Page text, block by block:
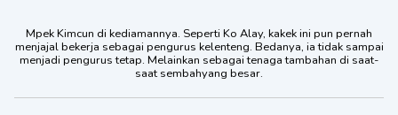
Mpek Kimcun di kediamannya. Seperti Ko Alay, kakek ini pun pernah
menjajal bekerja sebagai pengurus kelenteng. Bedanya, ia tidak sampai
menjadi pengurus tetap. Melainkan sebagai tenaga tambahan di saat-
saat sembahyang besar.